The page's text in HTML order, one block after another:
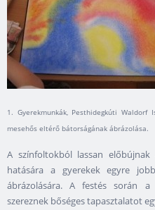
1. Gyerekmunkák, Pesthidegkúti
mesehős eltérő bátorságának ábrázolása.
A színfoltokból lassan
hatására a gyerekek egyre
ábrázolására. A festés során
szereznek bőséges tapasztalatot